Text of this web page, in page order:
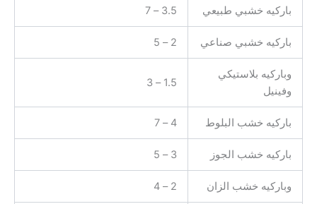
باركيه خشبي طبيعي 3.5 – 7
باركيه خشبي صناعي 2 – 5
وباركيه بلاستيكي
وفينيل
1.5 – 3
باركيه خشب البلوط 4 – 7
باركيه خشب الجوز 3 – 5
وباركيه خشب الزان 2 – 4